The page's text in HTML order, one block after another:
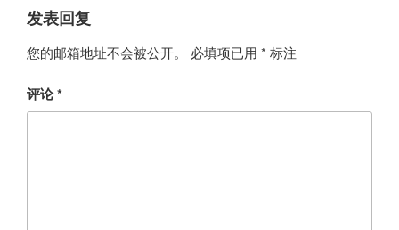
发表回复
您的邮箱地址不会被公开。 必填项已用 * 标注
评论*